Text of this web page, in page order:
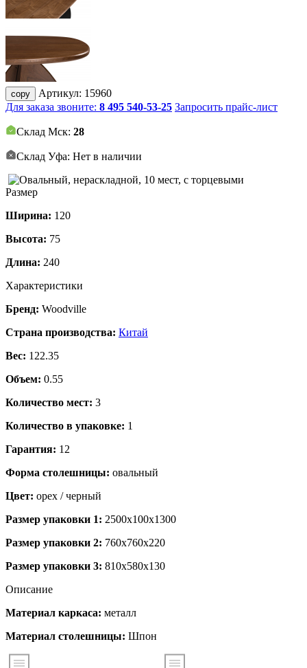
copy Артикул: 15960
Для заказа звоните: 8 495 540-53-25 Запросить прайс-лист
Склад Мск: 28
Склад Уфа: Нет в наличии
Размер
Ширина: 120
Высота: 75
Длина: 240
Характеристики
Бренд: Woodville
Страна производства: Китай
Вес: 122.35
Объем: 0.55
Количество мест: 3
Количество в упаковке: 1
Гарантия: 12
Форма столешницы: овальный
Цвет: орех / черный
Размер упаковки 1: 2500x100x1300
Размер упаковки 2: 760x760x220
Размер упаковки 3: 810x580x130
Описание
Материал каркаса: металл
Материал столешницы: Шпон